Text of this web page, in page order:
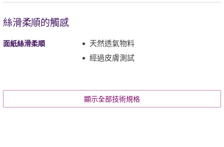
絲滑柔順的觸感
面紙絲滑柔順
天然透氣物料
經過皮膚測試
顯示全部技術規格